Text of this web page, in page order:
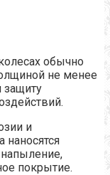
обычно
не менее
защиту
и
наносятся
покрытие.